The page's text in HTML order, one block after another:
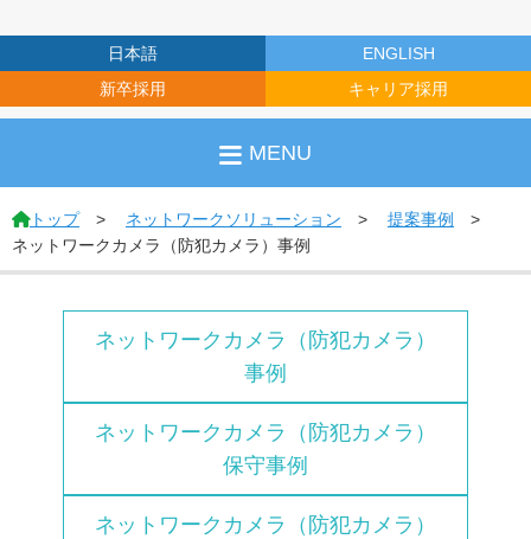
日本語
ENGLISH
新卒採用
キャリア採用
MENU
トップ ネットワークソリューション
提案事例
ネットワークカメラ（防犯カメラ）事例
ネットワークカメラ（防犯カメラ）
事例
ネットワークカメラ（防犯カメラ）
保守事例
ネットワークカメラ（防犯カメラ）